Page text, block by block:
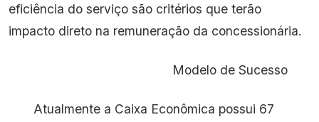
eficiência do serviço são critérios que terão
impacto direto na remuneração da concessionária.
Modelo de Sucesso
Atualmente a Caixa Econômica possui 67